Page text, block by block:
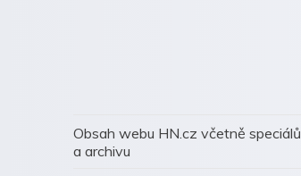
Obsah webu HN.cz včetně speciálů
a archivu